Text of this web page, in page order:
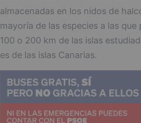
almacenadas en los nidos de
mayoría de las especies a las
100 o 200 km de las islas
es de las islas Canarias.